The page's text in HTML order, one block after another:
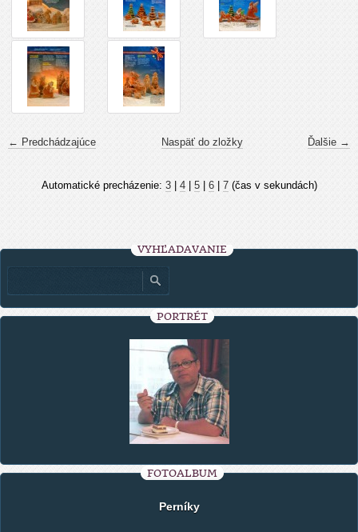
← Predchádzajúce Ďalšie →
Naspäť do zložky
Automatické precházenie: 3| 4| 5| 6| 7(čas v sekundách)
VYHĽADÁVANIE
PORTRÉT
FOTOALBUM
Perníky